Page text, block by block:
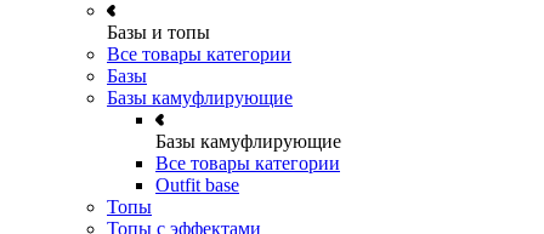
Базы и топы
Все товары категории
Базы
Базы камуфлирующие
Базы камуфлирующие
Все товары категории
Outfit base
Топы
Топы с эффектами